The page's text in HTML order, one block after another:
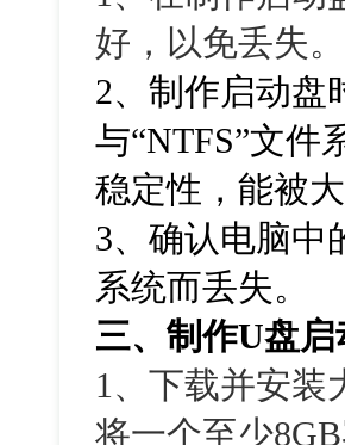
好，以免丢失。
2、制作启动盘
与“NTFS”文件
稳定性，能被
3、确认电脑中
系统而丢失。
三、制作U盘
1、下载并安装
将一个至少